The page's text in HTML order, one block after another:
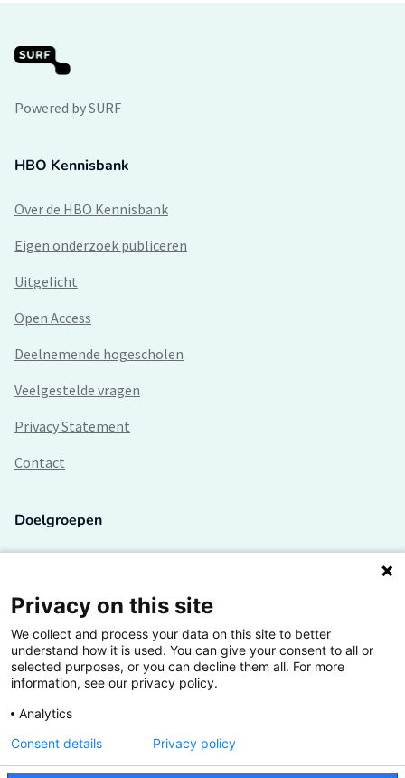
Powered by SURF
HBO Kennisbank
Over de HBO Kennisbank
Eigen onderzoek publiceren
Uitgelicht
Open Access
Deelnemende hogescholen
Veelgestelde vragen
Privacy Statement
Contact
Doelgroepen
Lectoren en onderzoekers
Bedrijven
Hogescholen
De grootste kennisbank van het HBO
Privacy on this site
We collect and process your data on this site to better
understand how it is used. You can give your consent to all or
selected purposes, or you can decline them all. For more
information, see our privacy policy.
Analytics
Consent details
Privacy policy